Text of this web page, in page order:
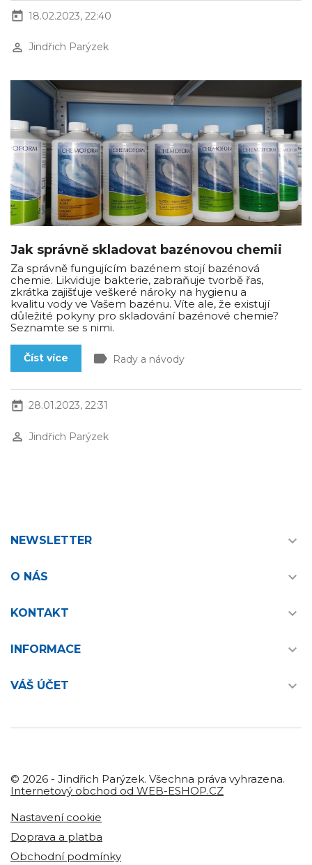
today 18.02.2023, 22:40
perm_identity Jindřich Parýzek
Jak správně skladovat bazénovou chemii
Za správně fungujícím bazénem stojí bazénová
chemie. Likviduje bakterie, zabraňuje tvorbě řas,
zkrátka zajišťuje veškeré nároky na hygienu a
kvalitu vody ve Vašem bazénu. Víte ale, že existují
důležité pokyny pro skladování bazénové chemie?
Seznamte se s nimi.
Číst více label Rady a návody
today 28.01.2023, 22:31
perm_identity Jindřich Parýzek
NEWSLETTER 
O NÁS 
KONTAKT 
INFORMACE 
VÁŠ ÚČET 
© 2026 - Jindřich Parýzek. Všechna práva vyhrazena.
Internetový obchod od WEB-ESHOP.CZ
Nastavení cookie
Doprava a platba
Obchodní podmínky